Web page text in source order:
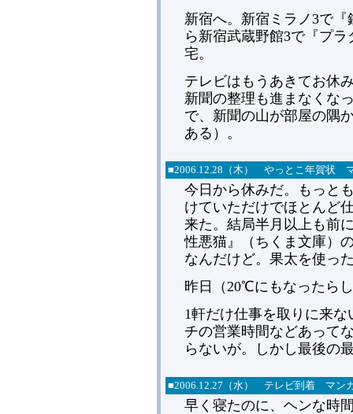
新宿へ。新宿ミラノ3で
ら新宿武蔵野館3で『プ
宅。
テレビはもうあきてお休
新聞の整理も進まなくな
で、新聞の山が部屋の隅
ある）。
■2006.12.28（木） やっとこ年賀状
今日から休みだ。もっと
けていただけでほとんど
来た。結局半月以上も前
性悪猫』（ちくま文庫）
なんだけど。果太を使っ
昨日（20℃にもなったら
1軒だけ仕事を取りに来
チの営業時間などあって
らないが。しかし最後の
■2006.12.27（水） テレビ到着 マン
早く寝たのに、ヘンな